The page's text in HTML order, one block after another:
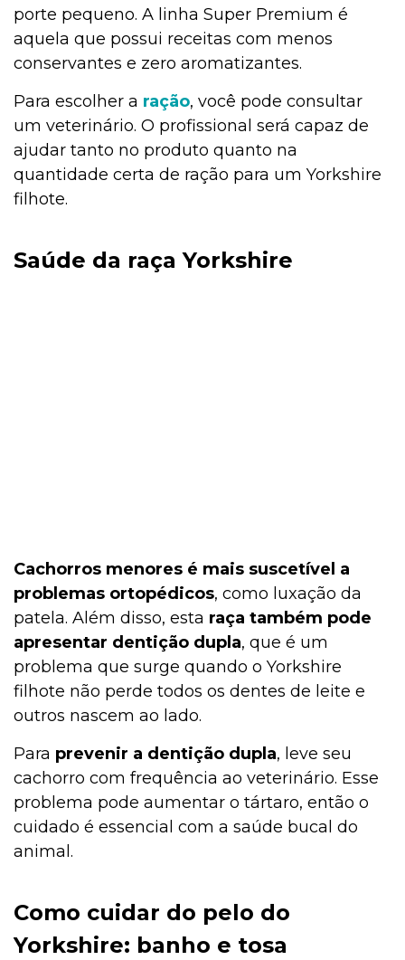
porte pequeno. A linha Super Premium é
aquela que possui receitas com menos
conservantes e zero aromatizantes.
Para escolher a ração, você pode consultar
um veterinário. O profissional será capaz de
ajudar tanto no produto quanto na
quantidade certa de ração para um Yorkshire
filhote.
Saúde da raça Yorkshire
Cachorros menores é mais suscetível a
problemas ortopédicos, como luxação da
patela. Além disso, esta raça também pode
apresentar dentição dupla, que é um
problema que surge quando o Yorkshire
filhote não perde todos os dentes de leite e
outros nascem ao lado.
Para prevenir a dentição dupla, leve seu
cachorro com frequência ao veterinário. Esse
problema pode aumentar o tártaro, então o
cuidado é essencial com a saúde bucal do
animal.
Como cuidar do pelo do
Yorkshire: banho e tosa